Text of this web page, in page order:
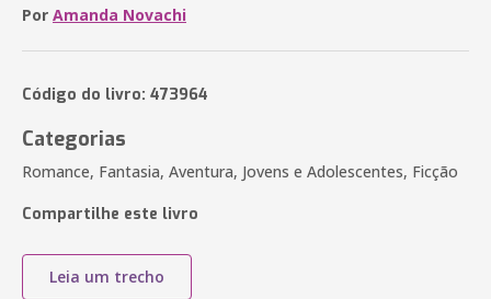
Por Amanda Novachi
Código do livro: 473964
Categorias
Romance, Fantasia, Aventura, Jovens e Adolescentes, Ficção
Compartilhe este livro
Leia um trecho